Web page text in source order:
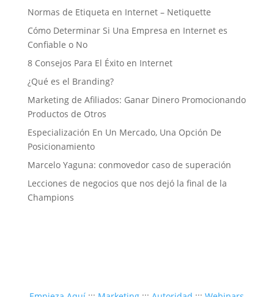
Normas de Etiqueta en Internet – Netiquette
Cómo Determinar Si Una Empresa en Internet es
Confiable o No
8 Consejos Para El Éxito en Internet
¿Qué es el Branding?
Marketing de Afiliados: Ganar Dinero Promocionando
Productos de Otros
Especialización En Un Mercado, Una Opción De
Posicionamiento
Marcelo Yaguna: conmovedor caso de superación
Lecciones de negocios que nos dejó la final de la
Champions